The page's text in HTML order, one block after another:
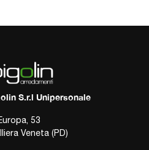
S.r.l Unipersonale
53
Veneta (PD)